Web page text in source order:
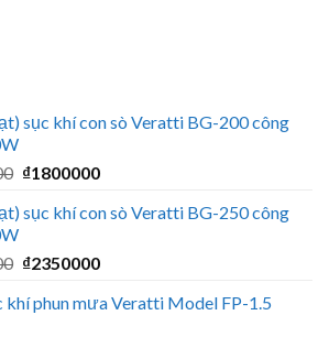
sục khí con sò Veratti BG-200 công
Giá
là:
₫1800000Giá
tại
₫1800000.
sục khí con sò Veratti BG-250 công
Giá
là:
₫2350000Giá
tại
khí phun mưa Veratti Model FP-1.5